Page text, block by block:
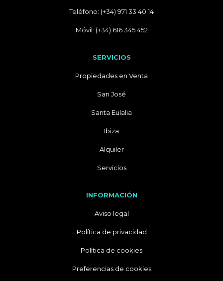
Teléfono: (+34) 971 33 40 14
Móvil: (+34) 616 345 452
SERVICIOS
Propiedades en Venta
San José
Santa Eulalia
Ibiza
Alquiler
Servicios
INFORMACIÓN
Aviso legal
Política de privacidad
Política de cookies
Preferencias de cookies